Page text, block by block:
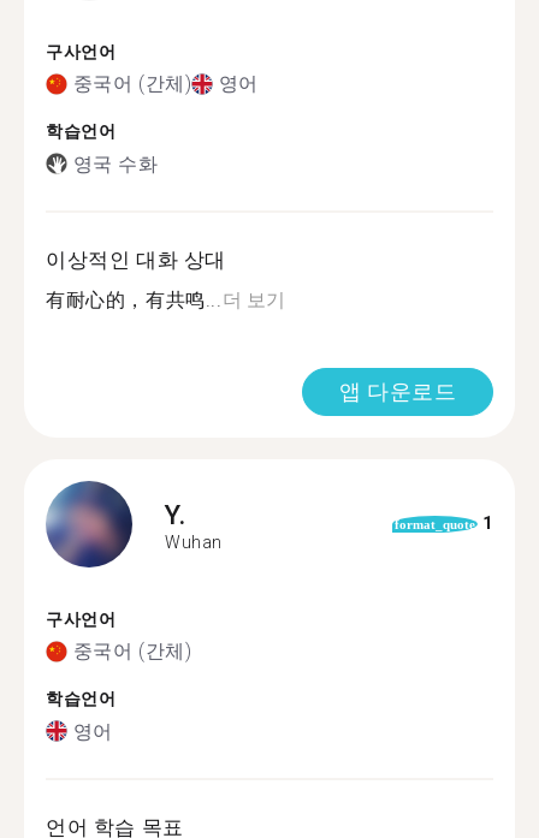
구사언어
중국어 (간체) 영어
학습언어
영국 수화
이상적인 대화 상대
有耐心的，有共鸣... 더 보기
앱 다운로드
Y.
Wuhan
format_quote 1
구사언어
중국어 (간체)
학습언어
영어
언어 학습 목표